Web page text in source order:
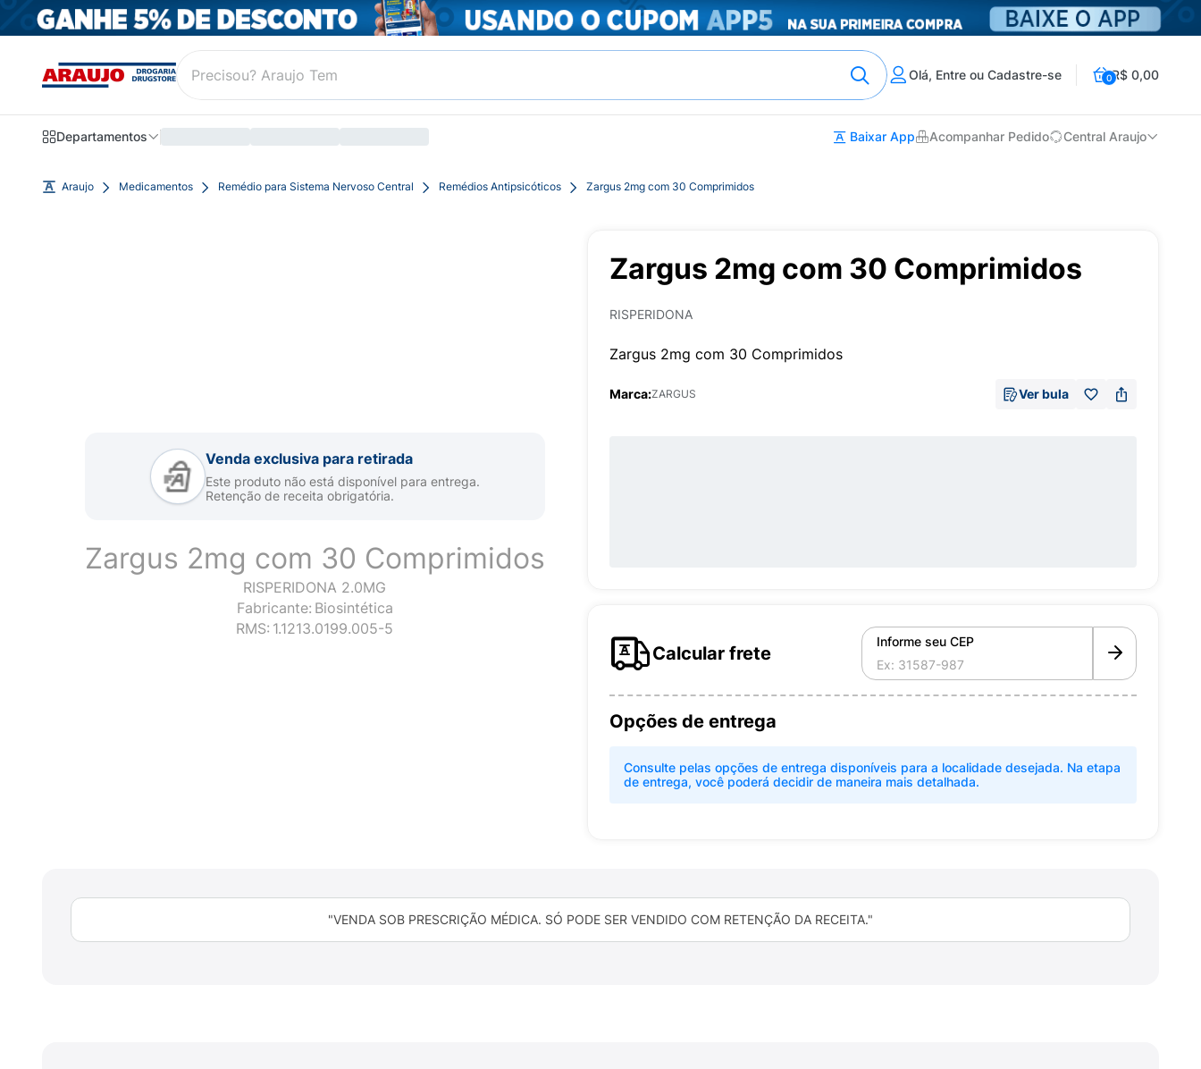
Olá, Entre ou Cadastre-se 0R$ 0,00
Departamentos Baixar App Acompanhar Pedido Central Araujo
Araujo Medicamentos Remédio para Sistema Nervoso Central Remédios Antipsicóticos Zargus 2mg com 30 Comprimidos
Venda exclusiva para retirada
Este produto não está disponível para entrega.
Retenção de receita obrigatória.
Zargus 2mg com 30 Comprimidos
RISPERIDONA 2.0MG
Fabricante: Biosintética
RMS: 1.1213.0199.005-5
Zargus 2mg com 30 Comprimidos
RISPERIDONA
Zargus 2mg com 30 Comprimidos
Marca:ZARGUS Ver bula
Calcular frete
Informe seu CEP
Opções de entrega
Consulte pelas opções de entrega disponíveis para a localidade desejada. Na etapa
de entrega, você poderá decidir de maneira mais detalhada.
"VENDA SOB PRESCRIÇÃO MÉDICA. SÓ PODE SER VENDIDO COM RETENÇÃO DA RECEITA."